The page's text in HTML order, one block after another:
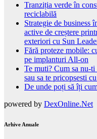
Tranziția verde în
reciclabilă
Strategie de business
active de creștere
exteriori cu Sun
Fără proteze mobile:
pe implanturi All-on
Te muti? Cum sa nu-
sau sa te pricopsesti
De unde poți să îți
powered by DexOnline.Net
Arhive Anuale